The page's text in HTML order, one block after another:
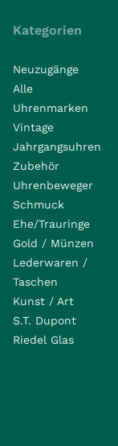
Kategorien
Neuzugänge
Alle
Uhrenmarken
Vintage
Jahrgangsuhren
Zubehör
Uhrenbeweger
Schmuck
Ehe/Trauringe
Gold / Münzen
Lederwaren /
Taschen
Kunst / Art
S.T. Dupont
Riedel Glas